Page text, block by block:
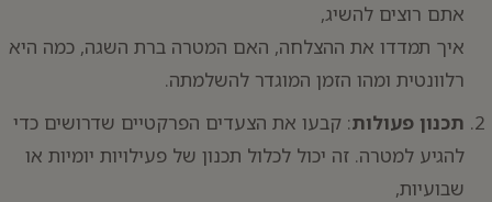
אתם רוצים להשיג,
איך תמדדו את ההצלחה, האם המטרה ברת השגה, כמה היא
רלוונטית ומהו הזמן המוגדר להשלמתה.
תכנון פעולות: קבעו את הצעדים הפרקטיים שדרושים כדי
להגיע למטרה. זה יכול לכלול תכנון של פעילויות יומיות או
שבועיות,